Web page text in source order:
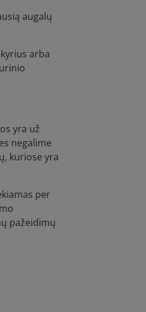
augalų
arba
yra už
negalime
kuriose yra
per
pažeidimų